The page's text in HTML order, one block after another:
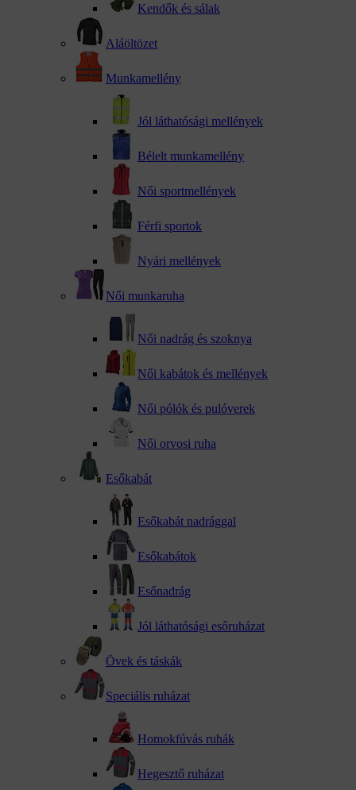
Kendők és sálak
Aláöltözet
Munkamellény
Jól láthatósági mellények
Bélelt munkamellény
Női sportmellények
Férfi sportok
Nyári mellények
Női munkaruha
Női nadrág és szoknya
Női kabátok és mellények
Női pólók és pulóverek
Női orvosi ruha
Esőkabát
Esőkabát nadrággal
Esőkabátok
Esőnadrág
Jól láthatósági esőruházat
Övek és táskák
Speciális ruházat
Homokfúvás ruhák
Hegesztő ruházat